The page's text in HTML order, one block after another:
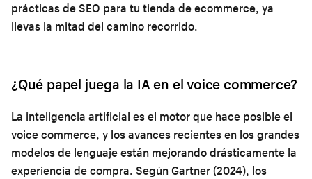
prácticas de SEO para tu tienda de ecommerce, ya
llevas la mitad del camino recorrido.
¿Qué papel juega la IA en el voice commerce?
La inteligencia artificial es el motor que hace posible el
voice commerce, y los avances recientes en los grandes
modelos de lenguaje están mejorando drásticamente la
experiencia de compra. Según Gartner (2024), los